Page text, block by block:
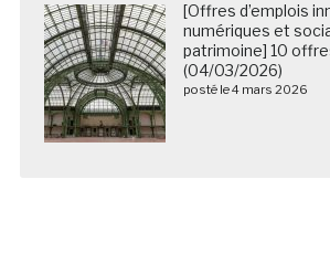
[Offres d’emplois
numériques et
patrimoine] 10
(04/03/2026)
posté le 4 mars 2026